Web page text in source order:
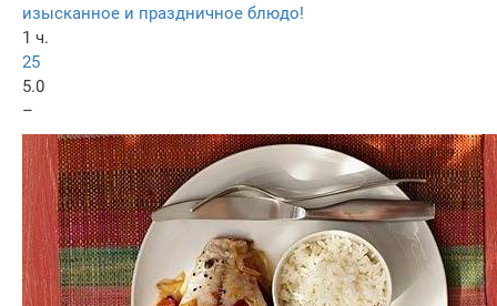
изысканное и праздничное блюдо!
1 ч.
25
5.0
–